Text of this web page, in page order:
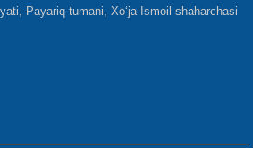
Payariq tumani, Xo‘ja Ismoil shaharchasi